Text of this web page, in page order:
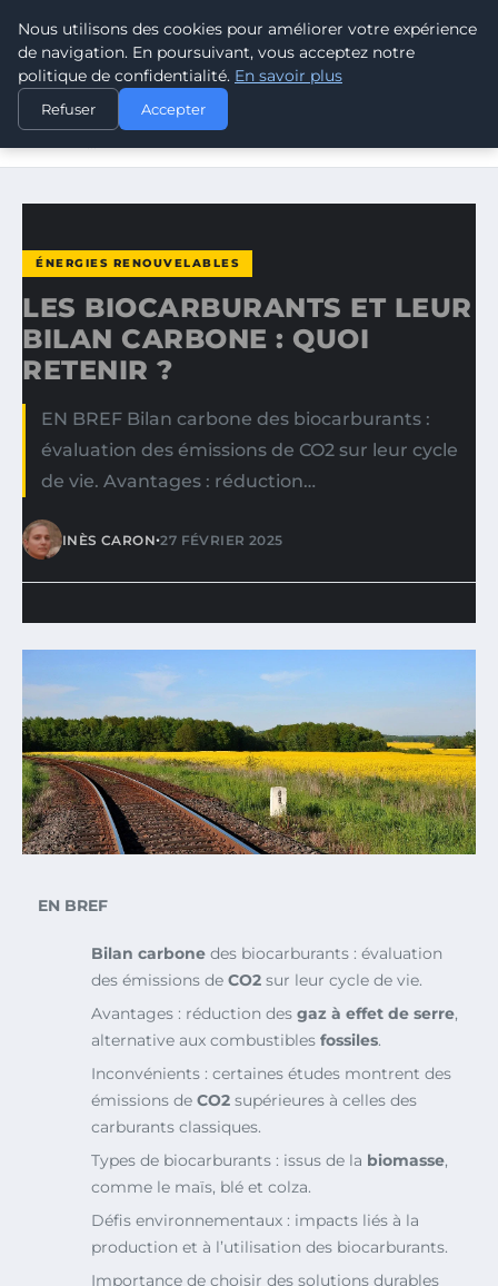
CLIMATE GUARDIAN
ACCUEIL
ÉNERGIES RENOUVELABLES
LES BIOCARBURANTS ET LEUR BILAN CARBONE : QUOI
ÉNERGIES RENOUVELABLES
LES BIOCARBURANTS ET LEUR
BILAN CARBONE : QUOI
RETENIR ?
EN BREF Bilan carbone des biocarburants :
évaluation des émissions de CO2 sur leur cycle
de vie. Avantages : réduction…
INÈS CARON•27 FÉVRIER 2025
EN BREF
Bilan carbone des biocarburants : évaluation
des émissions de CO2 sur leur cycle de vie.
Avantages : réduction des gaz à effet de serre,
alternative aux combustibles fossiles.
Inconvénients : certaines études montrent des
émissions de CO2 supérieures à celles des
carburants classiques.
Types de biocarburants : issus de la biomasse,
comme le maïs, blé et colza.
Défis environnementaux : impacts liés à la
production et à l’utilisation des biocarburants.
Importance de choisir des solutions durables
Nous utilisons des cookies pour améliorer votre expérience
de navigation. En poursuivant, vous acceptez notre
politique de confidentialité. En savoir plus
Refuser Accepter